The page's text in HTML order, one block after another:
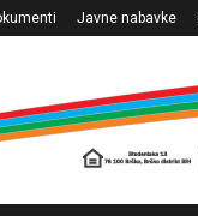
Javne nabavke